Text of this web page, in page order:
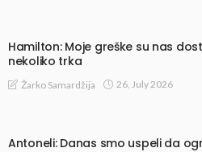
Hamilton: Moje greške su nas
nekoliko trka
Žarko Samardžija 26, July 2026
Antoneli: Danas smo uspeli da